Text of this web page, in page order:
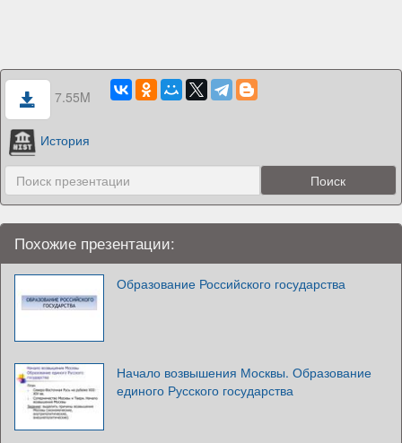
7.55M
История
Похожие презентации:
Образование Российского государства
Начало возвышения Москвы. Образование
единого Русского государства